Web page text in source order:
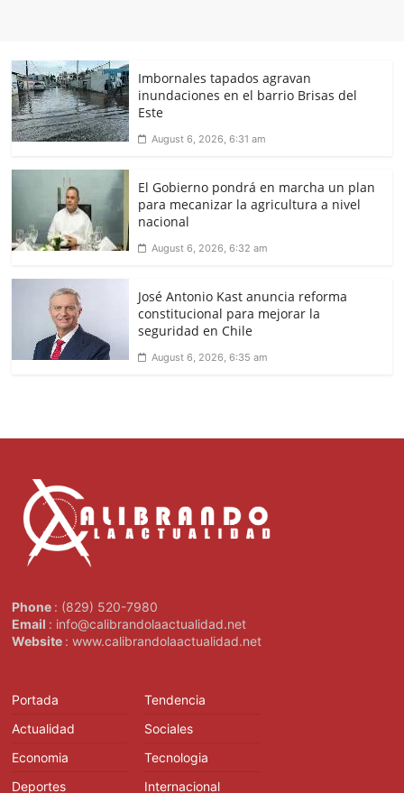
Imbornales tapados agravan
inundaciones en el barrio Brisas del
Este
August 6, 2026, 6:31 am
El Gobierno pondrá en marcha un plan
para mecanizar la agricultura a nivel
nacional
August 6, 2026, 6:32 am
José Antonio Kast anuncia reforma
constitucional para mejorar la
seguridad en Chile
August 6, 2026, 6:35 am
Phone : (829) 520-7980
Email : info@calibrandolaactualidad.net
Website : www.calibrandolaactualidad.net
Portada
Actualidad
Economia
Deportes
Tendencia
Sociales
Tecnologia
Internacional